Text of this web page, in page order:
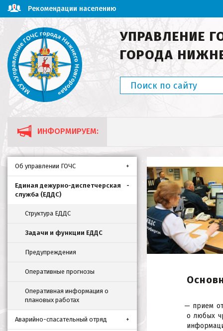
Рекомендации населению
УПРАВЛЕНИЕ
ГОРОДА
ИНФОРМИРУЕМ:
Об управлении ГОЧС
Единая дежурно-диспетчерская
служба (ЕДДС)
Структура ЕДДС
Задачи и функции ЕДДС
Предупреждения
Оперативные прогнозы
Оперативная информация о
плановых работах
Аварийно-спасательный отряд
прием
о любых